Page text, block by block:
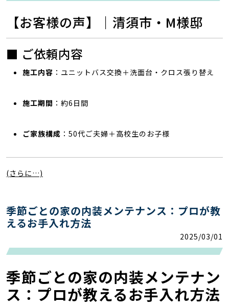
【お客様の声】｜清須市・M様邸
■ ご依頼内容
施工内容 ：ユニットバス交換＋洗面台・クロス張り替え
施工期間 ：約6日間
ご家族構成 ：50代ご夫婦＋高校生のお子様
(さらに…)
季節ごとの家の内装メンテナンス：プロが教
えるお手入れ方法
2025/03/01
季節ごとの家の内装メンテナン
ス：プロが教えるお手入れ方法